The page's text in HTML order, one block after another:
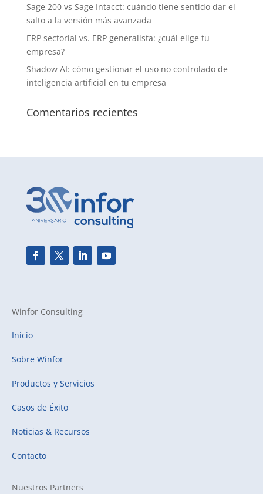
Sage 200 vs Sage Intacct: cuándo tiene sentido dar el
salto a la versión más avanzada
ERP sectorial vs. ERP generalista: ¿cuál elige tu
empresa?
Shadow AI: cómo gestionar el uso no controlado de
inteligencia artificial en tu empresa
Comentarios recientes
Winfor Consulting
Inicio
Sobre Winfor
Productos y Servicios
Casos de Éxito
Noticias & Recursos
Contacto
Nuestros Partners